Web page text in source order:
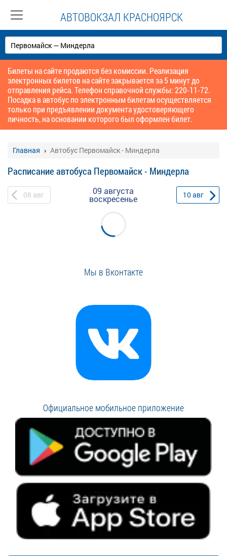
АВТОВОКЗАЛ КРАСНОЯРСК
Билеты на сайте продаются без комиссии. Реализация
электронных билетов на сайте закрывается за 5 минут до
отправления рейса. Телефон справочной службы: 220-11-72.
Посадка в автобус по электронным билетам осуществляется
только при предъявлении документа удостоверяющего
личность, на основании которого был оформлен билет.
Главная Автобус Первомайск - Миндерла
Расписание автобуса Первомайск - Миндерла
08 авг 09 августа
воскресенье 10авг
Мы в Вконтакте
Официальное мобильное приложение